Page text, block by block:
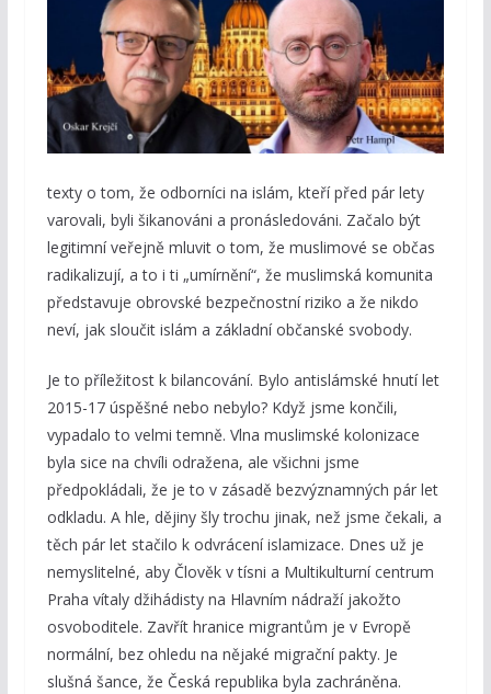
texty o tom, že odborníci na islám, kteří před pár lety
varovali, byli šikanováni a pronásledováni. Začalo být
legitimní veřejně mluvit o tom, že muslimové se občas
radikalizují, a to i ti „umírnění“, že muslimská komunita
představuje obrovské bezpečnostní riziko a že nikdo
neví, jak sloučit islám a základní občanské svobody.
Je to příležitost k bilancování. Bylo antislámské hnutí let
2015-17 úspěšné nebo nebylo? Když jsme končili,
vypadalo to velmi temně. Vlna muslimské kolonizace
byla sice na chvíli odražena, ale všichni jsme
předpokládali, že je to v zásadě bezvýznamných pár let
odkladu. A hle, dějiny šly trochu jinak, než jsme čekali, a
těch pár let stačilo k odvrácení islamizace. Dnes už je
nemyslitelné, aby Člověk v tísni a Multikulturní centrum
Praha vítaly džihádisty na Hlavním nádraží jakožto
osvoboditele. Zavřít hranice migrantům je v Evropě
normální, bez ohledu na nějaké migrační pakty. Je
slušná šance, že Česká republika byla zachráněna.